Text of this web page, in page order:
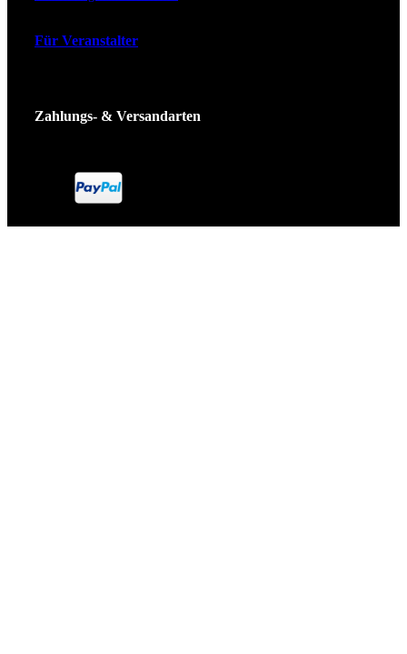
Für Veranstalter
Zahlungs- & Versandarten